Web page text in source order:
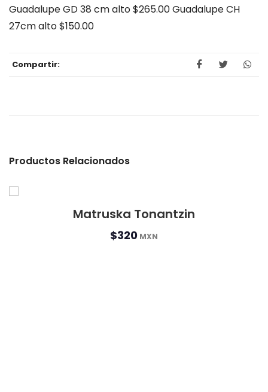
Guadalupe GD 38 cm alto $265.00 Guadalupe CH
27cm alto $150.00
Compartir:
Productos Relacionados
Matruska Tonantzin
$320 MXN